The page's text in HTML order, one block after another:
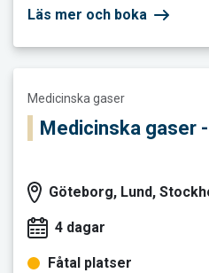
Läs mer och boka
Läs mer och boka Medicinska
Medicinska gaser
Medicinska gaser
Göteborg, Lund,
4 dagar
Fåtal platser